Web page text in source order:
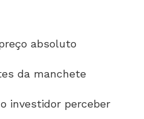
absoluto
da manchete
investidor perceber